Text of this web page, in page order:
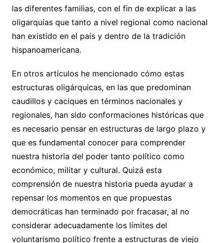
las diferentes familias, con el fin de explicar a las
oligarquías que tanto a nivel regional como nacional
han existido en el país y dentro de la tradición
hispanoamericana.
En otros artículos he mencionado cómo estas
estructuras oligárquicas, en las que predominan
caudillos y caciques en términos nacionales y
regionales, han sido conformaciones históricas que
es necesario pensar en estructuras de largo plazo y
que es fundamental conocer para comprender
nuestra historia del poder tanto político como
económico, militar y cultural. Quizá esta
comprensión de nuestra historia pueda ayudar a
repensar los momentos en que propuestas
democráticas han terminado por fracasar, al no
considerar adecuadamente los límites del
voluntarismo político frente a estructuras de viejo